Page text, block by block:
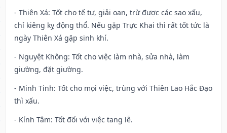
- Thiên Xá: Tốt cho tế tự, giải oan, trừ được các sao xấu,
chỉ kiêng kỵ động thổ. Nếu gặp Trực Khai thì rất tốt tức là
ngày Thiên Xá gặp sinh khí.
- Nguyệt Không: Tốt cho việc làm nhà, sửa nhà, làm
giường, đặt giường.
- Minh Tinh: Tốt cho mọi việc, trùng với Thiên Lao Hắc Đạo
thì xấu.
- Kính Tâm: Tốt đối với việc tang lễ.